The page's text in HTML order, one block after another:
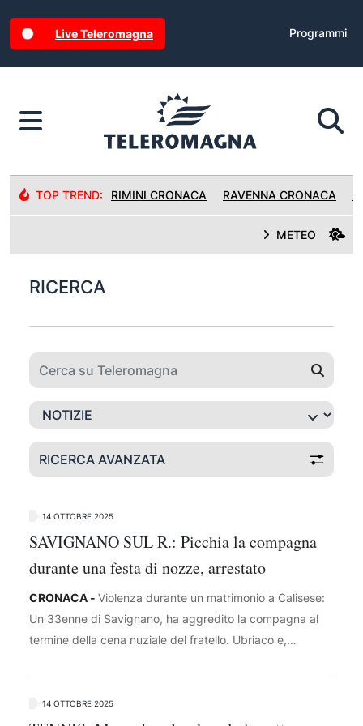
Live Teleromagna Programmi
TOP TREND: RIMINI CRONACA RAVENNA CRONACA
METEO
RICERCA
RICERCA AVANZATA
14 OTTOBRE 2025
SAVIGNANO SUL R.: Picchia la compagna
durante una festa di nozze, arrestato
CRONACA - Violenza durante un matrimonio a Calisese:
Un 33enne di Savignano, ha aggredito la compagna al
termine della cena nuziale del fratello. Ubriaco e,
l’ha colpita con pugni e calci, sbattendole la testa
sull’asfalto e minacciandola di morte davanti agli invitati.
14 OTTOBRE 2025